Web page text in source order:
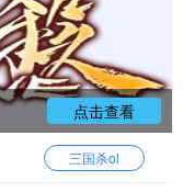
点击查看
三国杀ol